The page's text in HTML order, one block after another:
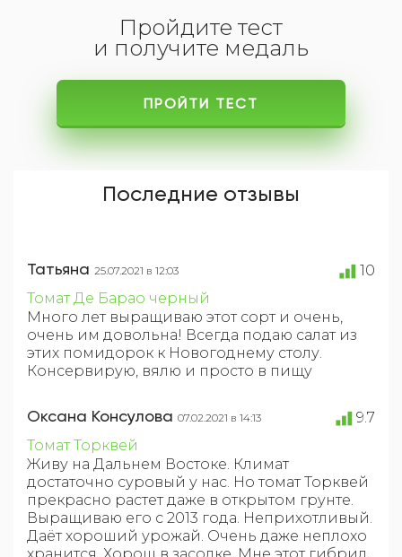
Пройдите тест
и получите медаль
ПРОЙТИ ТЕСТ
Последние отзывы
Татьяна 25.07.2021 в 12:03
10
Томат Де Барао черный
Много лет выращиваю этот сорт и очень,
очень им довольна! Всегда подаю салат из
этих помидорок к Новогоднему столу.
Консервирую, вялю и просто в пищу
Оксана Консулова 07.02.2021 в 14:13
9.7
Томат Торквей
Живу на Дальнем Востоке. Климат
достаточно суровый у нас. Но томат Торквей
прекрасно растет даже в открытом грунте.
Выращиваю его с 2013 года. Неприхотливый.
Даёт хороший урожай. Очень даже неплохо